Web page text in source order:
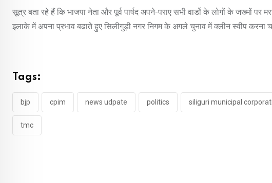
सूत्र बता रहे हैं कि भाजपा नेता और पूर्व पार्षद अपने-पराए सभी वार्डो के लोगों के जख्मों
इलाके में अपना प्रभाव बढाते हुए सिलीगुड़ी नगर निगम के अगले चुनाव में क्लीन स्वीप करना
Tags:
bjp cpim news udpate politics siliguri municipal
tmc